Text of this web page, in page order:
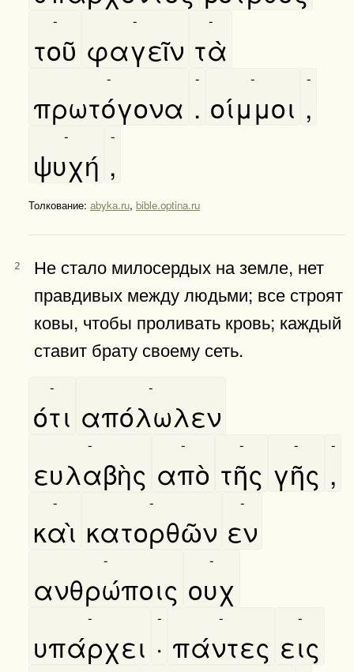
τοῦ
-
φαγεῖν
-
τὰ
-
πρωτόγονα
-
.
-
οίμμοι
-
,
-
ψυχή
-
,
-
Толкование: abyka.ru, bible.optina.ru
2
Не стало милосердых на земле, нет
правдивых между людьми; все строят
ковы, чтобы проливать кровь; каждый
ставит брату своему сеть.
ότι
-
απόλωλεν
-
ευλαβὴς
-
απὸ
-
τῆς
-
γῆς
-
,
-
καὶ
-
κατορθῶν
-
εν
-
ανθρώποις
-
ουχ
-
υπάρχει
-
·
-
πάντες
-
εις
-